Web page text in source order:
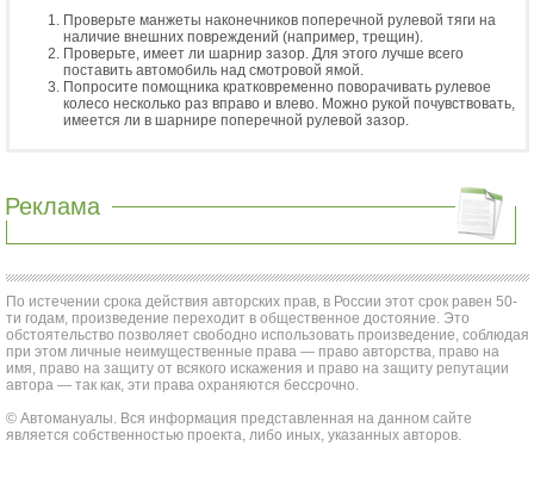
Проверьте манжеты наконечников поперечной рулевой тяги на
наличие внешних повреждений (например, трещин).
Проверьте, имеет ли шарнир зазор. Для этого лучше всего
поставить автомобиль над смотровой ямой.
Попросите помощника кратковременно поворачивать рулевое
колесо несколько раз вправо и влево. Можно рукой почувствовать,
имеется ли в шарнире поперечной рулевой зазор.
Реклама
По истечении срока действия авторских прав, в России этот срок равен 50-
ти годам, произведение переходит в общественное достояние. Это
обстоятельство позволяет свободно использовать произведение, соблюдая
при этом личные неимущественные права — право авторства, право на
имя, право на защиту от всякого искажения и право на защиту репутации
автора — так как, эти права охраняются бессрочно.
© Автомануалы. Вся информация представленная на данном сайте
является собственностью проекта, либо иных, указанных авторов.